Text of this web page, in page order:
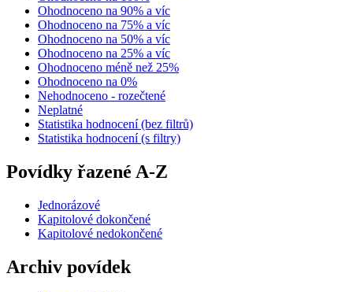
Ohodnoceno na 90% a víc
Ohodnoceno na 75% a víc
Ohodnoceno na 50% a víc
Ohodnoceno na 25% a víc
Ohodnoceno méně než 25%
Ohodnoceno na 0%
Nehodnoceno - rozečtené
Neplatné
Statistika hodnocení (bez filtrů)
Statistika hodnocení (s filtry)
Povídky řazené A-Z
Jednorázové
Kapitolové dokončené
Kapitolové nedokončené
Archiv povídek